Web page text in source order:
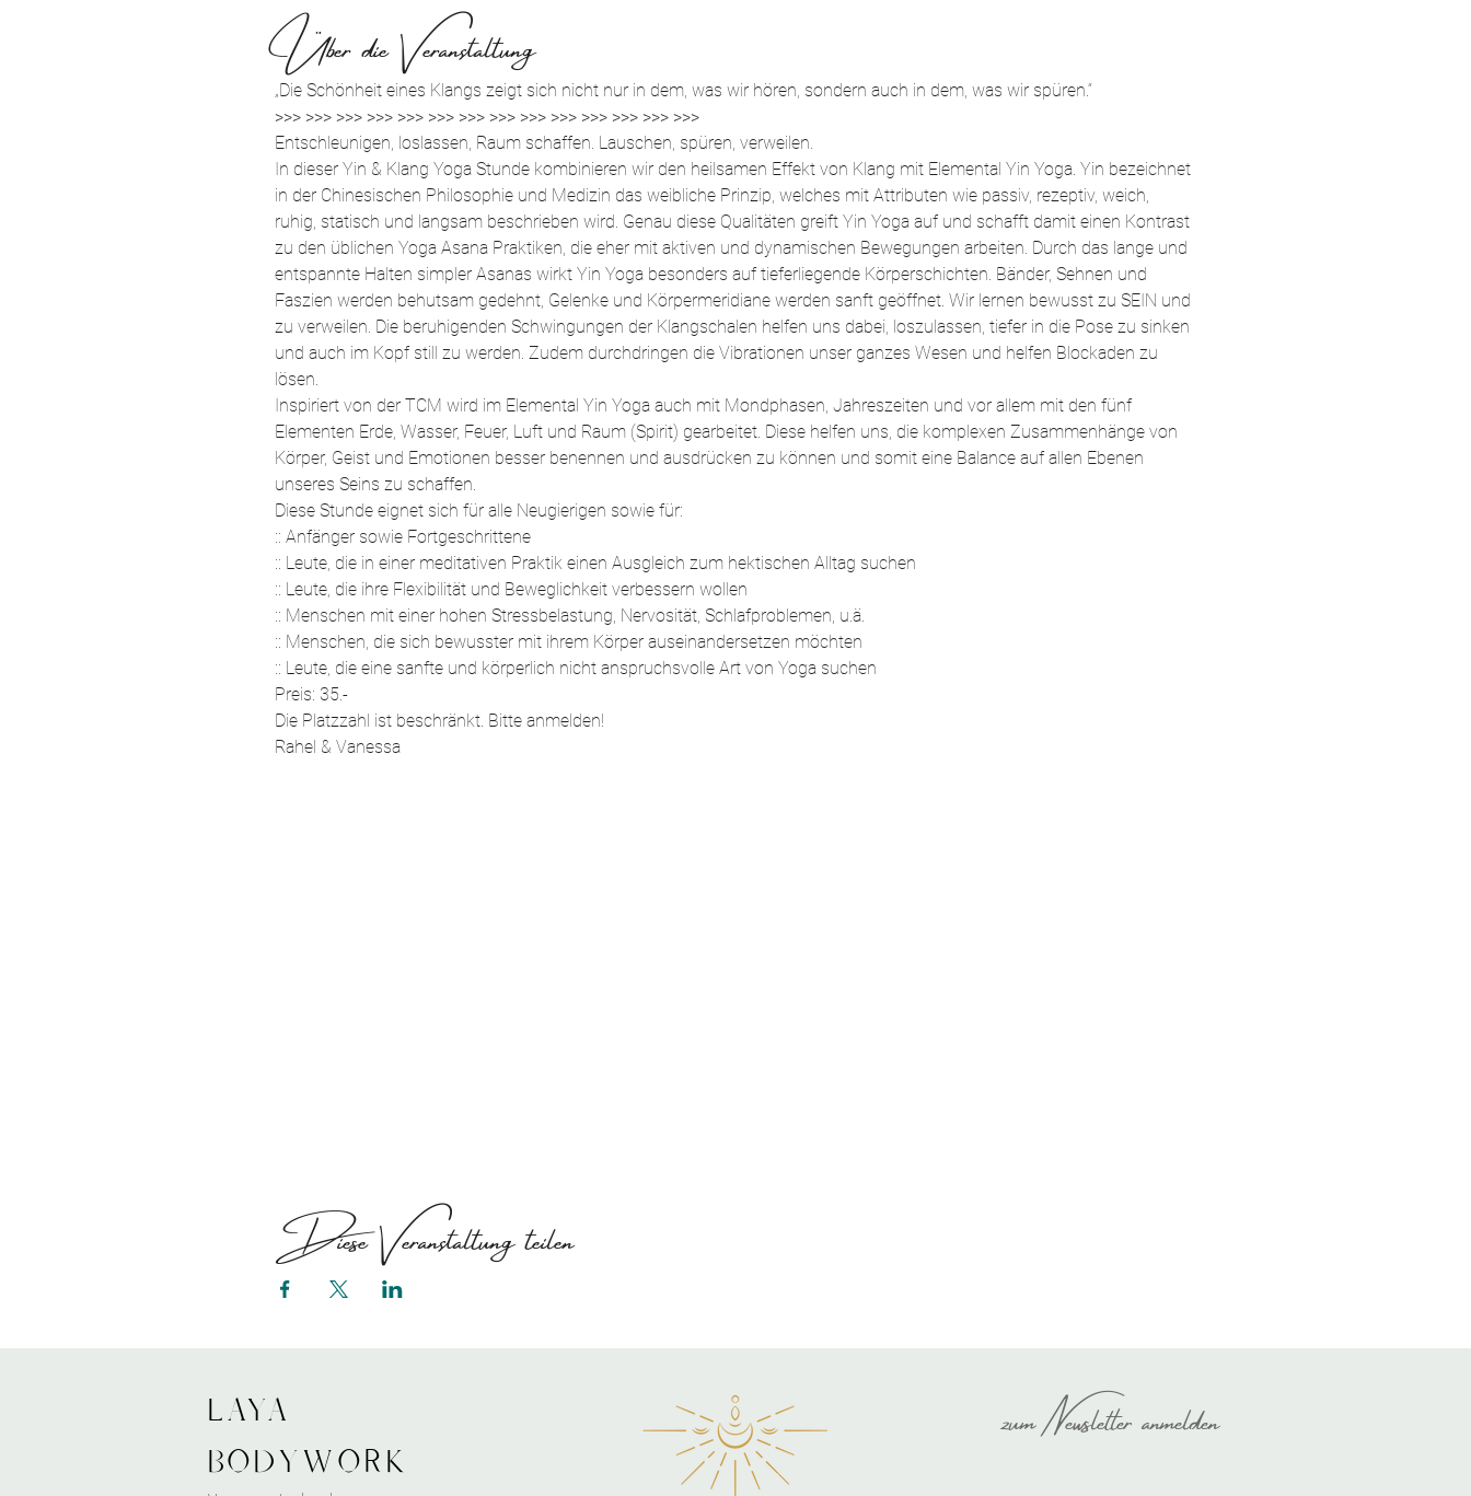
Über die Veranstaltung
„Die Schönheit eines Klangs zeigt sich nicht nur in dem, was wir hören, sondern auch in dem, was wir spüren.“
>>> >>> >>> >>> >>> >>> >>> >>> >>> >>> >>> >>> >>> >>>
Entschleunigen, loslassen, Raum schaffen. Lauschen, spüren, verweilen.
In dieser Yin & Klang Yoga Stunde kombinieren wir den heilsamen Effekt von Klang mit Elemental Yin Yoga. Yin bezeichnet
in der Chinesischen Philosophie und Medizin das weibliche Prinzip, welches mit Attributen wie passiv, rezeptiv, weich,
ruhig, statisch und langsam beschrieben wird. Genau diese Qualitäten greift Yin Yoga auf und schafft damit einen Kontrast
zu den üblichen Yoga Asana Praktiken, die eher mit aktiven und dynamischen Bewegungen arbeiten. Durch das lange und
entspannte Halten simpler Asanas wirkt Yin Yoga besonders auf tieferliegende Körperschichten. Bänder, Sehnen und
Faszien werden behutsam gedehnt, Gelenke und Körpermeridiane werden sanft geöffnet. Wir lernen bewusst zu SEIN und
zu verweilen. Die beruhigenden Schwingungen der Klangschalen helfen uns dabei, loszulassen, tiefer in die Pose zu sinken
und auch im Kopf still zu werden. Zudem durchdringen die Vibrationen unser ganzes Wesen und helfen Blockaden zu
lösen.
Inspiriert von der TCM wird im Elemental Yin Yoga auch mit Mondphasen, Jahreszeiten und vor allem mit den fünf
Elementen Erde, Wasser, Feuer, Luft und Raum (Spirit) gearbeitet. Diese helfen uns, die komplexen Zusammenhänge von
Körper, Geist und Emotionen besser benennen und ausdrücken zu können und somit eine Balance auf allen Ebenen
unseres Seins zu schaffen.
Diese Stunde eignet sich für alle Neugierigen sowie für:
:: Anfänger sowie Fortgeschrittene
:: Leute, die in einer meditativen Praktik einen Ausgleich zum hektischen Alltag suchen
:: Leute, die ihre Flexibilität und Beweglichkeit verbessern wollen
:: Menschen mit einer hohen Stressbelastung, Nervosität, Schlafproblemen, u.ä.
:: Menschen, die sich bewusster mit ihrem Körper auseinandersetzen möchten
:: Leute, die eine sanfte und körperlich nicht anspruchsvolle Art von Yoga suchen
Preis: 35.-
Die Platzzahl ist beschränkt. Bitte anmelden!
Rahel & Vanessa
Diese Veranstaltung teilen
LAYA
bodywork
zum Newsletter anmelden